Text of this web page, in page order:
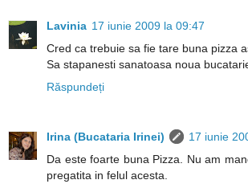
Lavinia 17 iunie 2009 la 09:47
Cred ca trebuie sa fie tare buna pizza
Sa stapanesti sanatoasa noua
Răspundeți
Irina (Bucataria Irinei)
17 iunie
Da este foarte buna Pizza. Nu am
pregatita in felul acesta.